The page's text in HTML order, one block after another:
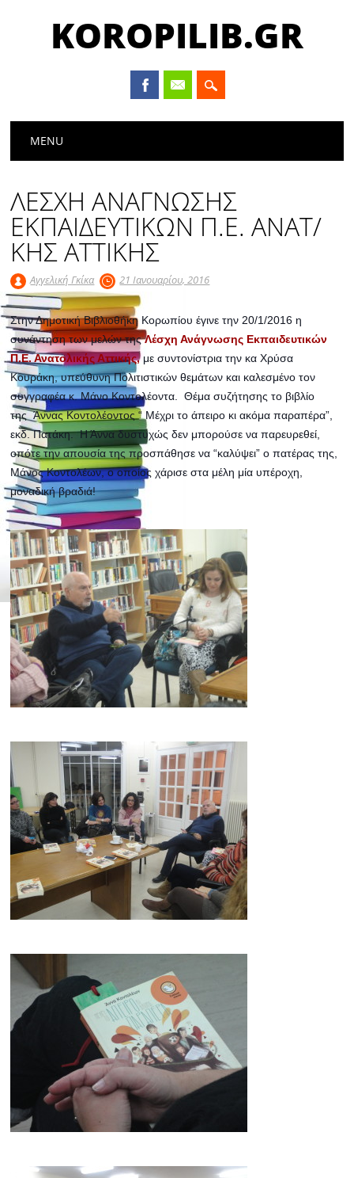
KOROPILIB.GR
Main menu
MENU
ΛΕΣΧΗ ΑΝΑΓΝΩΣΗΣ
ΕΚΠΑΙΔΕΥΤΙΚΩΝ Π.Ε. ΑΝΑΤ/
ΚΗΣ ΑΤΤΙΚΗΣ
Αγγελική Γκίκα 21 Ιανουαρίου, 2016
Στην Δημοτική Βιβλιοθήκη Κορωπίου έγινε την 20/1/2016 η
συνάντηση των μελών τηςΛέσχη Ανάγνωσης Εκπαιδευτικών
Π.Ε. Ανατολικής Αττικής,με συντονίστρια την κα Χρύσα
Κουράκη, υπεύθυνη Πολιτιστικών θεμάτων και καλεσμένο τον
συγγραφέα κ. Μάνο Κοντολέοντα. Θέμα συζήτησης το βιβλίο
τηςΆννας Κοντολέοντος “Μέχρι το άπειρο κι ακόμα παραπέρα”,
εκδ. Πατάκη. Η Άννα δυστυχώς δεν μπορούσε να παρευρεθεί,
οπότε την απουσία της προσπάθησε να “καλύψει” ο πατέρας της,
Μάνος Κοντολέων, οοποίος χάρισε στα μέλη μία υπέροχη,
μοναδική βραδιά!